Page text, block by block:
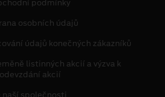
podmínky
osobních údajů
údajů konečných zákazníků
listinných akcií a výzva k
odevzdání akcií